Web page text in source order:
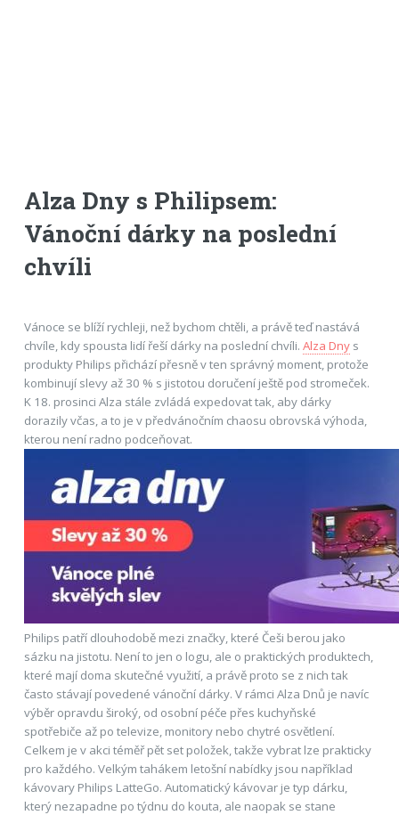
Alza Dny s Philipsem:
Vánoční dárky na poslední
chvíli
Vánoce se blíží rychleji, než bychom chtěli, a právě teď nastává
chvíle, kdy spousta lidí řeší dárky na poslední chvíli. Alza Dnys
produkty Philips přichází přesně v ten správný moment, protože
kombinují slevy až 30 % s jistotou doručení ještě pod stromeček.
K 18. prosinci Alza stále zvládá expedovat tak, aby dárky
dorazily včas, a to je v předvánočním chaosu obrovská výhoda,
kterou není radno podceňovat.
Philips patří dlouhodobě mezi značky, které Češi berou jako
sázku na jistotu. Není to jen o logu, ale o praktických produktech,
které mají doma skutečné využití, a právě proto se z nich tak
často stávají povedené vánoční dárky. V rámci Alza Dnů je navíc
výběr opravdu široký, od osobní péče přes kuchyňské
spotřebiče až po televize, monitory nebo chytré osvětlení.
Celkem je v akci téměř pět set položek, takže vybrat lze prakticky
pro každého. Velkým tahákem letošní nabídky jsou například
kávovary Philips LatteGo. Automatický kávovar je typ dárku,
který nezapadne po týdnu do kouta, ale naopak se stane